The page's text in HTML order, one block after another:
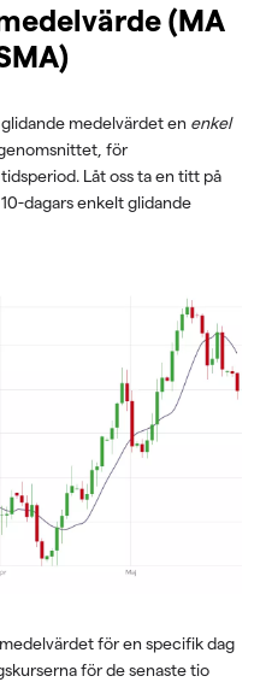
(MA
medelvärdet en enkel
för
Låt oss ta en titt på
dagars enkelt glidande
för en specifik dag
för de senaste tio